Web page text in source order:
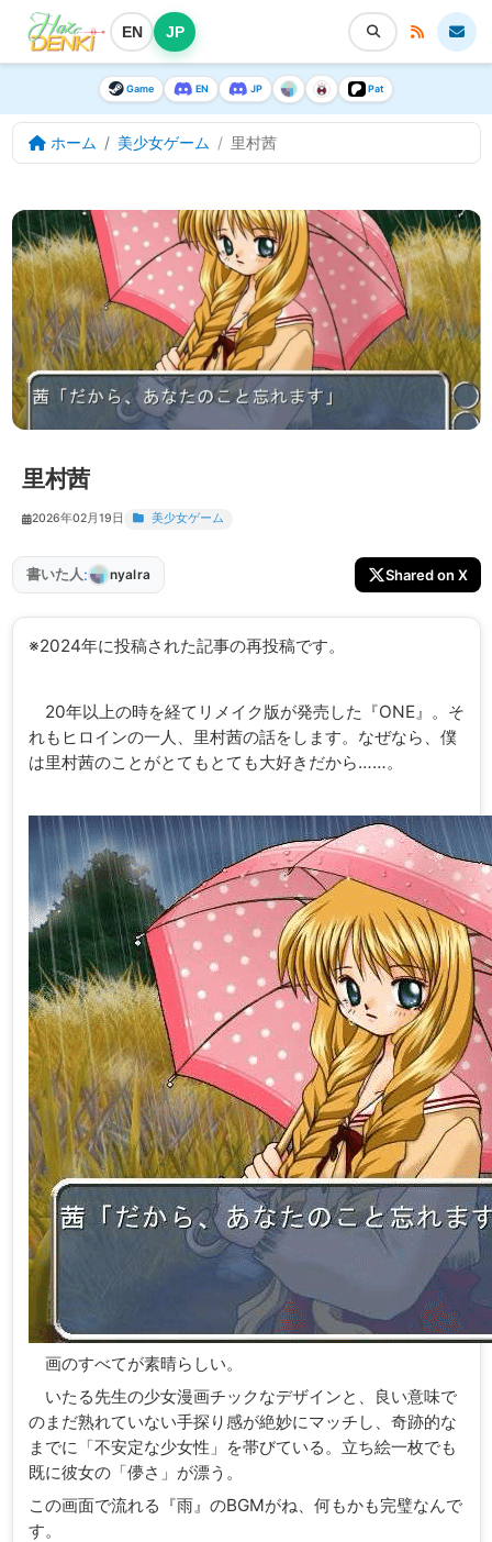
EN JP
Game EN JP Pat
ホーム 美少女ゲーム 里村茜
里村茜
2026年02月19日 美少女ゲーム
書いた人 : nyalra Shared on X
※2024年に投稿された記事の再投稿です。
20年以上の時を経てリメイク版が発売した『ONE』。そ
れもヒロインの一人、里村茜の話をします。なぜなら、僕
は里村茜のことがとてもとても大好きだから……。
画のすべてが素晴らしい。
いたる先生の少女漫画チックなデザインと、良い意味で
のまだ熟れていない手探り感が絶妙にマッチし、奇跡的な
までに「不安定な少女性」を帯びている。立ち絵一枚でも
既に彼女の「儚さ」が漂う。
この画面で流れる『雨』のBGMがね、何もかも完璧なんで
す。